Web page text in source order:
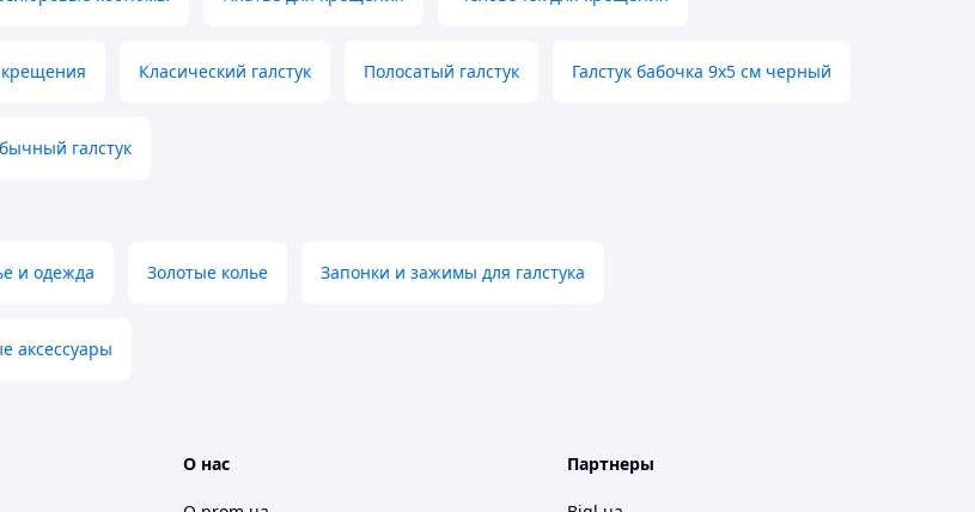
крещения Класический галстук Полосатый галстук Галстук бабочка 9х5 см черный
галстук
и одежда Золотые колье Запонки и зажимы для галстука
аксессуары
О нас Партнеры